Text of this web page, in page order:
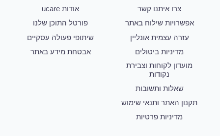
צרו איתנו קשר
אפשרויות שילוח באתר
עזרה עצמית אונליין
מדיניות ביטולים
מועדון לקוחות וצבירת
נקודות
שאלות ותשובות
תקנון האתר ותנאי שימוש
מדיניות פרטיות
אודות ucare
פורטל התוכן שלנו
שיתופי פעולה עסקיים
אבטחת מידע באתר